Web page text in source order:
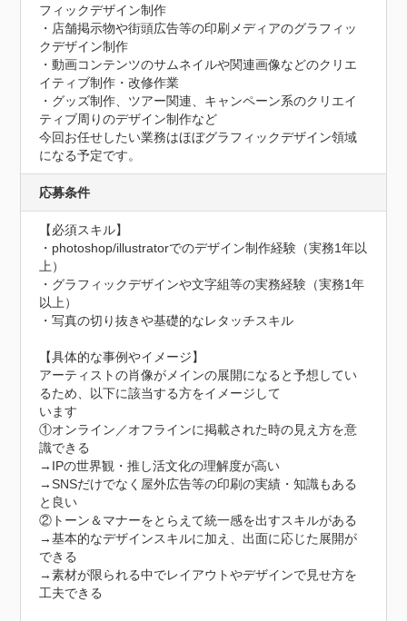
フィックデザイン制作
・店舗掲示物や街頭広告等の印刷メディアのグラフィッ
クデザイン制作
・動画コンテンツのサムネイルや関連画像などのクリエ
イティブ制作・改修作業
・グッズ制作、ツアー関連、キャンペーン系のクリエイ
ティブ周りのデザイン制作など
今回お任せしたい業務はほぼグラフィックデザイン領域
になる予定です。
応募条件
【必須スキル】
・photoshop/illustratorでのデザイン制作経験（実務1年以
上）
・グラフィックデザインや文字組等の実務経験（実務1年
以上）
・写真の切り抜きや基礎的なレタッチスキル
【具体的な事例やイメージ】
アーティストの肖像がメインの展開になると予想してい
るため、以下に該当する方をイメージして
います
①オンライン／オフラインに掲載された時の見え方を意
識できる
→IPの世界観・推し活文化の理解度が高い
→SNSだけでなく屋外広告等の印刷の実績・知識もある
と良い
②トーン＆マナーをとらえて統一感を出すスキルがある
→基本的なデザインスキルに加え、出面に応じた展開が
できる
→素材が限られる中でレイアウトやデザインで見せ方を
工夫できる